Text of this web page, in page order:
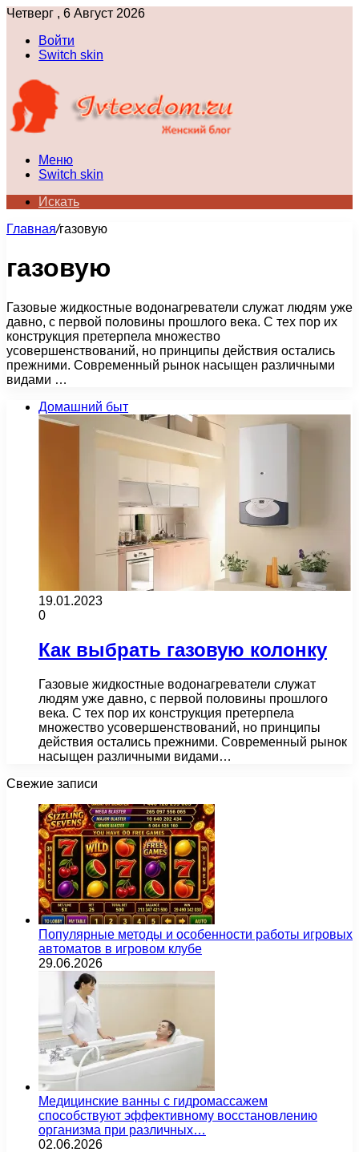
Четверг , 6 Август 2026
Войти
Switch skin
Меню
Switch skin
Искать
Главная/газовую
газовую
Газовые жидкостные водонагреватели служат людям уже
давно, с первой половины прошлого века. С тех пор их
конструкция претерпела множество
усовершенствований, но принципы действия остались
прежними. Современный рынок насыщен различными
видами …
Домашний быт
19.01.2023
0
Как выбрать газовую колонку
Газовые жидкостные водонагреватели служат
людям уже давно, с первой половины прошлого
века. С тех пор их конструкция претерпела
множество усовершенствований, но принципы
действия остались прежними. Современный рынок
насыщен различными видами…
Свежие записи
Популярные методы и особенности работы игровых
автоматов в игровом клубе
29.06.2026
Медицинские ванны с гидромассажем
способствуют эффективному восстановлению
организма при различных…
02.06.2026